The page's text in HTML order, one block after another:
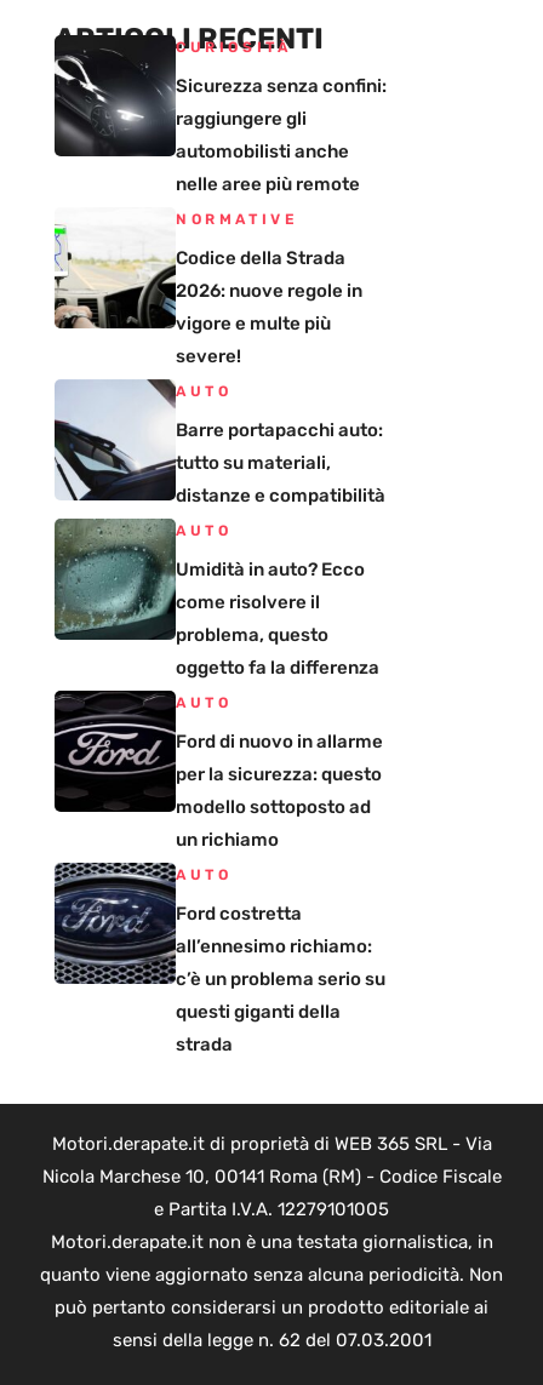
ARTICOLI RECENTI
CURIOSITÀ
Sicurezza senza confini:
raggiungere gli
automobilisti anche
nelle aree più remote
NORMATIVE
Codice della Strada
2026: nuove regole in
vigore e multe più
severe!
AUTO
Barre portapacchi auto:
tutto su materiali,
distanze e compatibilità
AUTO
Umidità in auto? Ecco
come risolvere il
problema, questo
oggetto fa la differenza
AUTO
Ford di nuovo in allarme
per la sicurezza: questo
modello sottoposto ad
un richiamo
AUTO
Ford costretta
all’ennesimo richiamo:
c’è un problema serio su
questi giganti della
strada
Motori.derapate.it di proprietà di WEB 365 SRL - Via
Nicola Marchese 10, 00141 Roma (RM) - Codice Fiscale
e Partita I.V.A. 12279101005
Motori.derapate.it non è una testata giornalistica, in
quanto viene aggiornato senza alcuna periodicità. Non
può pertanto considerarsi un prodotto editoriale ai
sensi della legge n. 62 del 07.03.2001